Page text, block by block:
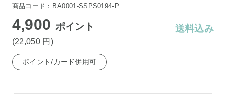
商品コード：BA0001-SSPS0194-P
4,900 ポイント
(22,050 円 )
送料込み
ポイント/カード併用可